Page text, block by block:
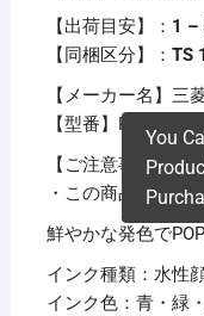
【出荷目安】： 1 –
【同梱区分】： TS 1
【メーカー名】三
【型番】PC8K8C
【ご注意事項】
・この商品は下記
鮮やかな発色で
インク種類：水性
インク色：青・緑
You